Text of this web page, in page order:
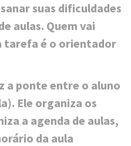
suas dificuldades
aulas. Quem vai
tarefa é o orientador
a ponte entre o aluno
Ele organiza os
a agenda de aulas,
da aula